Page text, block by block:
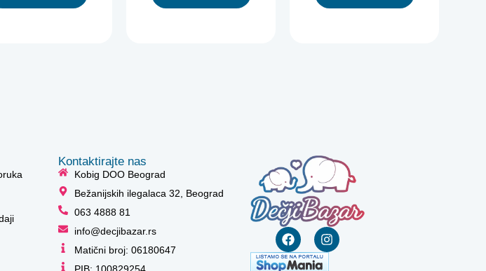
Kontaktirajte nas
Kobig DOO Beograd
Bežanijskih ilegalaca 32, Beograd
063 4888 81
info@decjibazar.rs
Matični broj: 06180647